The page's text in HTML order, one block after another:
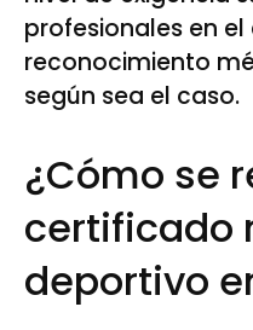
profesionales en el
reconocimiento
según sea el caso.
¿Cómo se
certificado
deportivo